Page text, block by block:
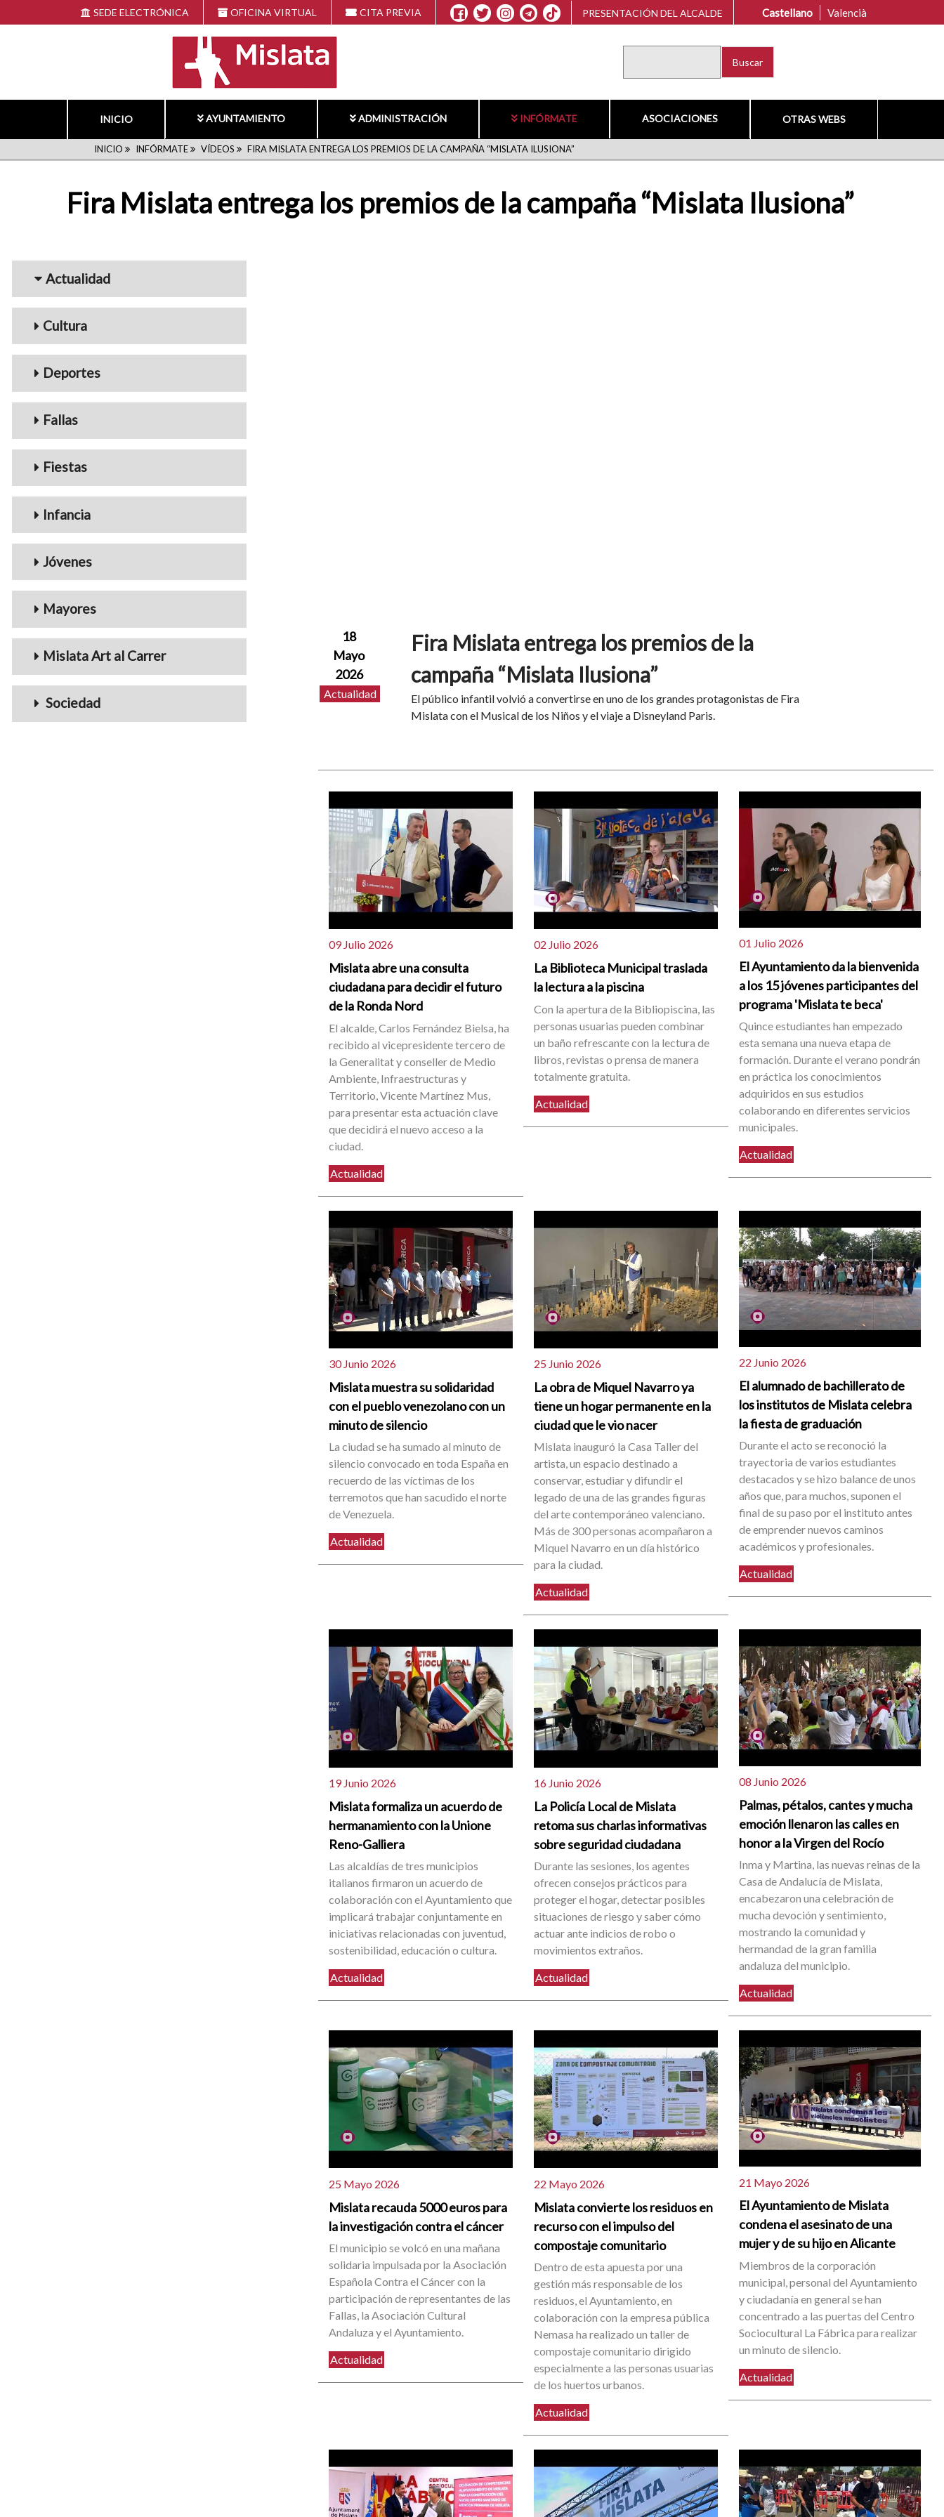
al
SEDE ELECTRÓNICA OFICINA VIRTUAL CITA PREVIA PRESENTACIÓN DEL ALCALDE Castellano Valencià
INICIO AYUNTAMIENTO ADMINISTRACIÓN INFÓRMATE ASOCIACIONES OTRAS WEBS
RUTA
DE
INICIO INFÓRMATE VÍDEOS FIRA MISLATA ENTREGA LOS PREMIOS DE LA CAMPAÑA “MISLATA ILUSIONA”
Fira Mislata entrega los premios de la campaña “Mislata Ilusiona”
Menu_Videos
Actualidad
Cultura
Deportes
Fallas
Fiestas
Infancia
Jóvenes
Mayores
Mislata Art al Carrer
Sociedad
18
Mayo
2026
Actualidad
Fira Mislata entrega los premios de la
campaña “Mislata Ilusiona”
El público infantil volvió a convertirse en uno de los grandes protagonistas de Fira
Mislata con el Musical de los Niños y el viaje a Disneyland Paris.
09 Julio 2026
Mislata abre una consulta
ciudadana para decidir el futuro
de la Ronda Nord
El alcalde, Carlos Fernández Bielsa, ha
recibido al vicepresidente tercero de
la Generalitat y conseller de Medio
Ambiente, Infraestructuras y
Territorio, Vicente Martínez Mus,
para presentar esta actuación clave
que decidirá el nuevo acceso a la
ciudad.
Actualidad
02 Julio 2026
La Biblioteca Municipal traslada
la lectura a la piscina
Con la apertura de la Bibliopiscina, las
personas usuarias pueden combinar
un baño refrescante con la lectura de
libros, revistas o prensa de manera
totalmente gratuita.
Actualidad
01 Julio 2026
El Ayuntamiento da la bienvenida
a los 15 jóvenes participantes del
programa 'Mislata te beca'
Quince estudiantes han empezado
esta semana una nueva etapa de
formación. Durante el verano pondrán
en práctica los conocimientos
adquiridos en sus estudios
colaborando en diferentes servicios
municipales.
Actualidad
30 Junio 2026
Mislata muestra su solidaridad
con el pueblo venezolano con un
minuto de silencio
La ciudad se ha sumado al minuto de
silencio convocado en toda España en
recuerdo de las víctimas de los
terremotos que han sacudido el norte
de Venezuela.
Actualidad
25 Junio 2026
La obra de Miquel Navarro ya
tiene un hogar permanente en la
ciudad que le vio nacer
Mislata inauguró la Casa Taller del
artista, un espacio destinado a
conservar, estudiar y difundir el
legado de una de las grandes figuras
del arte contemporáneo valenciano.
Más de 300 personas acompañaron a
Miquel Navarro en un día histórico
para la ciudad.
Actualidad
22 Junio 2026
El alumnado de bachillerato de
los institutos de Mislata celebra
la fiesta de graduación
Durante el acto se reconoció la
trayectoria de varios estudiantes
destacados y se hizo balance de unos
años que, para muchos, suponen el
final de su paso por el instituto antes
de emprender nuevos caminos
académicos y profesionales.
Actualidad
19 Junio 2026
Mislata formaliza un acuerdo de
hermanamiento con la Unione
Reno-Galliera
Las alcaldías de tres municipios
italianos firmaron un acuerdo de
colaboración con el Ayuntamiento que
implicará trabajar conjuntamente en
iniciativas relacionadas con juventud,
sostenibilidad, educación o cultura.
Actualidad
16 Junio 2026
La Policía Local de Mislata
retoma sus charlas informativas
sobre seguridad ciudadana
Durante las sesiones, los agentes
ofrecen consejos prácticos para
proteger el hogar, detectar posibles
situaciones de riesgo y saber cómo
actuar ante indicios de robo o
movimientos extraños.
Actualidad
08 Junio 2026
Palmas, pétalos, cantes y mucha
emoción llenaron las calles en
honor a la Virgen del Rocío
Inma y Martina, las nuevas reinas de la
Casa de Andalucía de Mislata,
encabezaron una celebración de
mucha devoción y sentimiento,
mostrando la comunidad y
hermandad de la gran familia
andaluza del municipio.
Actualidad
25 Mayo 2026
Mislata recauda 5000 euros para
la investigación contra el cáncer
El municipio se volcó en una mañana
solidaria impulsada por la Asociación
Española Contra el Cáncer con la
participación de representantes de las
Fallas, la Asociación Cultural
Andaluza y el Ayuntamiento.
Actualidad
22 Mayo 2026
Mislata convierte los residuos en
recurso con el impulso del
compostaje comunitario
Dentro de esta apuesta por una
gestión más responsable de los
residuos, el Ayuntamiento, en
colaboración con la empresa pública
Nemasa ha realizado un taller de
compostaje comunitario dirigido
especialmente a las personas usuarias
de los huertos urbanos.
Actualidad
21 Mayo 2026
El Ayuntamiento de Mislata
condena el asesinato de una
mujer y de su hijo en Alicante
Miembros de la corporación
municipal, personal del Ayuntamiento
y ciudadanía en general se han
concentrado a las puertas del Centro
Sociocultural La Fábrica para realizar
un minuto de silencio.
Actualidad